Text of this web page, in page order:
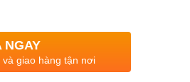
NGAY
giao hàng tận nơi